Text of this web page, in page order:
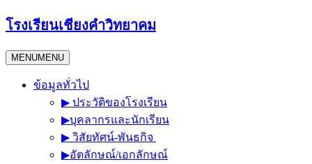
Skip
to
โรงเรียนเชียงคำวิทยาคม
MENUMENU
ข้อมูลทั่วไป
▶︎ ประวัติของโรงเรียน
▶︎บุคลากรและนักเรียน
▶︎ วิสัยทัศน์-พันธกิจ
▶︎อัตลักษณ์/เอกลักษณ์